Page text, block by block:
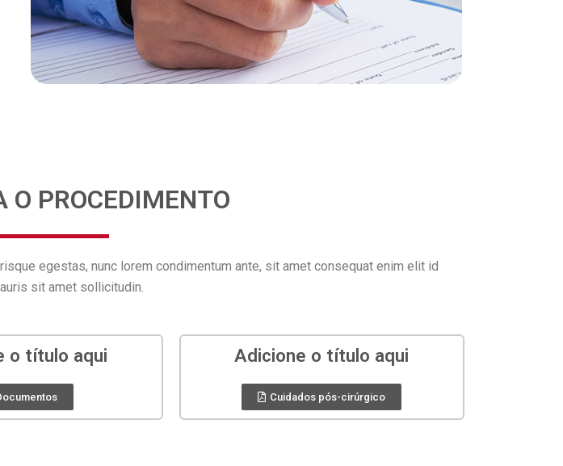
O PROCEDIMENTO
egestas, nunc lorem condimentum ante, sit amet consequat enim elit id
sit amet sollicitudin.
o título aqui Adicione o título aqui
Cuidados pós-cirúrgico